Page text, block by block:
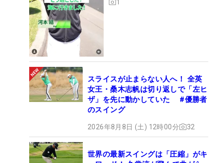
1
スライスが止まらない人へ！ 全英
女王・桑木志帆は切り返しで「左ヒ
ザ」を先に動かしていた #優勝者
のスイング
2026年8月8日 (土) 12時00分 32
世界の最新スイングは「圧縮」がキ